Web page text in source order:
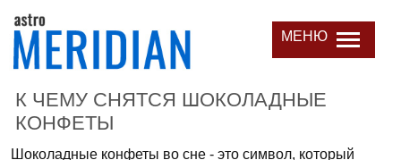
МЕНЮ
К ЧЕМУ СНЯТСЯ ШОКОЛАДНЫЕ
КОНФЕТЫ
Шоколадные конфеты во сне - это символ, который